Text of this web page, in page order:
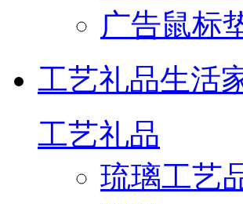
广告鼠标
工艺礼品生活
工艺礼品
琉璃工艺